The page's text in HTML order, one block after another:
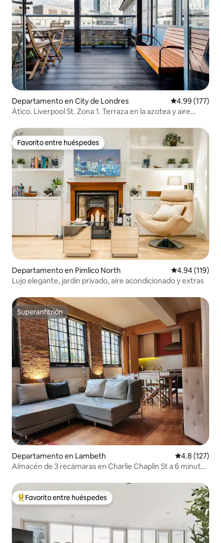
Departamento en City de Londres Calificación
4.99 (177)
Ático. Liverpool St. Zona 1. Terraza en la azotea y aire
Favorito entre huéspedes
Favorito entre huéspedes
Departamento en Pimlico North Calificación
4.94 (119)
Lujo elegante, jardín privado, aire acondicionado y extras
Superanfitrión
Superanfitrión
Departamento en Lambeth Calificación
4.8 (127)
Almacén de 3 recámaras en Charlie Chaplin St a 6 minutos
De los mejores en Favorito entre huéspedes
Favorito entre huéspedes